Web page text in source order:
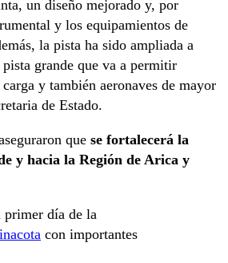
un diseño mejorado y, por
y los equipamientos de
la pista ha sido ampliada a
grande que va a permitir
y también aeronaves de mayor
de Estado.
que se fortalecerá la
y hacia la Región de Arica y
primer día de la
con importantes